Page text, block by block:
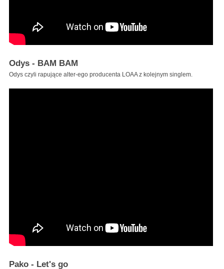
Odys - BAM BAM
Odys czyli rapujące alter-ego producenta LOAA z kolejnym singlem.
Pako - Let's go